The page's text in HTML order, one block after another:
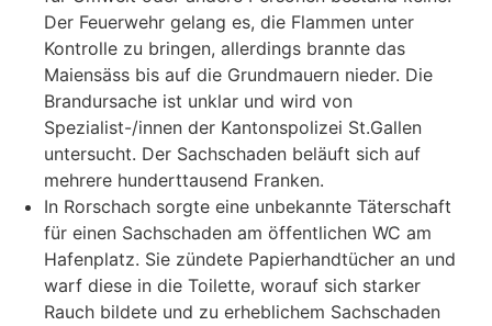
Der Feuerwehr gelang es, die Flammen unter
Kontrolle zu bringen, allerdings brannte das
Maiensäss bis auf die Grundmauern nieder. Die
Brandursache ist unklar und wird von
Spezialist-/innen der Kantonspolizei St.Gallen
untersucht. Der Sachschaden beläuft sich auf
mehrere hunderttausend Franken.
In Rorschach sorgte eine unbekannte Täterschaft
für einen Sachschaden am öffentlichen WC am
Hafenplatz. Sie zündete Papierhandtücher an und
warf diese in die Toilette, worauf sich starker
Rauch bildete und zu erheblichem Sachschaden